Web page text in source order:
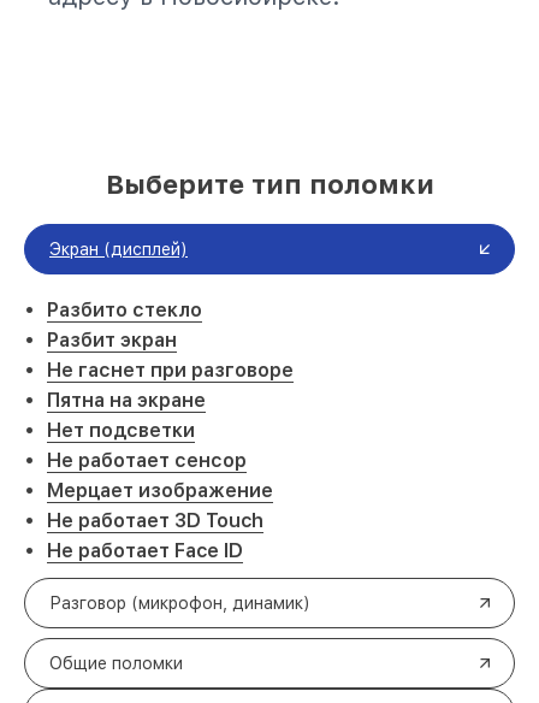
Выберите тип поломки
Экран (дисплей)
Разбито стекло
Разбит экран
Не гаснет при разговоре
Пятна на экране
Нет подсветки
Не работает сенсор
Мерцает изображение
Не работает 3D Touch
Не работает Face ID
Разговор (микрофон, динамик)
Общие поломки